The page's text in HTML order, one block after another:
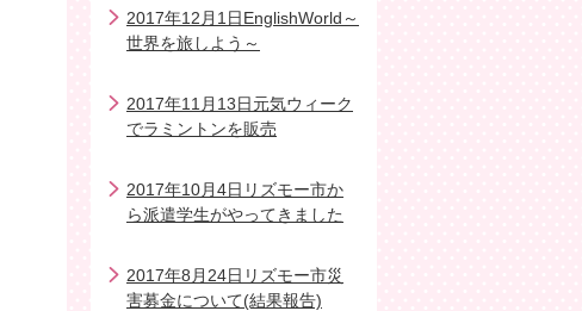
2017年12月1日EnglishWorld～
世界を旅しよう～
2017年11月13日元気ウィーク
でラミントンを販売
2017年10月4日リズモー市か
ら派遣学生がやってきました
2017年8月24日リズモー市災
害募金について(結果報告)